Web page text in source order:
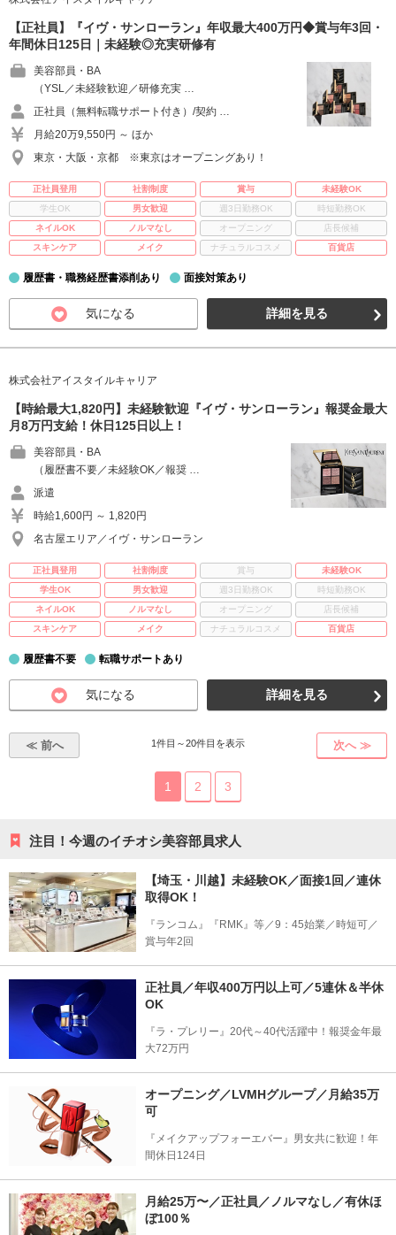
【正社員】『イヴ・サンローラン』年収最大400万円◆賞与年3回・
年間休日125日｜未経験◎充実研修有
美容部員・BA
（YSL／未経験歓迎／研修充実 …
正社員（無料転職サポート付き）/契約 …
月給20万9,550円 ～ ほか
東京・大阪・京都 ※東京はオープニングあり！
正社員登用 社割制度 賞与
未経験OK
学生OK
男女歓迎 週3日勤務OK
時短勤務OK
ネイルOK
ノルマなし オープニング
店長候補
スキンケア
メイク ナチュラルコスメ 百貨店
履歴書・職務経歴書添削あり 面接対策あり
気になる 詳細を見る
株式会社アイスタイルキャリア
【時給最大1,820円】未経験歓迎『イヴ・サンローラン』報奨金最大
月8万円支給！休日125日以上！
美容部員・BA
（履歴書不要／未経験OK／報奨 …
派遣
時給1,600円 ～ 1,820円
名古屋エリア／イヴ・サンローラン
正社員登用 社割制度 賞与
未経験OK
学生OK
男女歓迎 週3日勤務OK
時短勤務OK
ネイルOK
ノルマなし オープニング
店長候補
スキンケア
メイク ナチュラルコスメ 百貨店
履歴書不要 転職サポートあり
気になる 詳細を見る
≪ 前へ 1件目～20件目を表示 次へ ≫
1 2 3
注目！今週のイチオシ美容部員求人
【埼玉・川越】未経験OK／面接1回／連休
取得OK！
『ランコム』『RMK』等／9：45始業／時短可／
賞与年2回
正社員／年収400万円以上可／5連休＆半休
OK
『ラ・プレリー』20代～40代活躍中！報奨金年最
大72万円
オープニング／LVMHグループ／月給35万
可
『メイクアップフォーエバー』男女共に歓迎！年
間休日124日
月給25万〜／正社員／ノルマなし／有休ほ
ぼ100％